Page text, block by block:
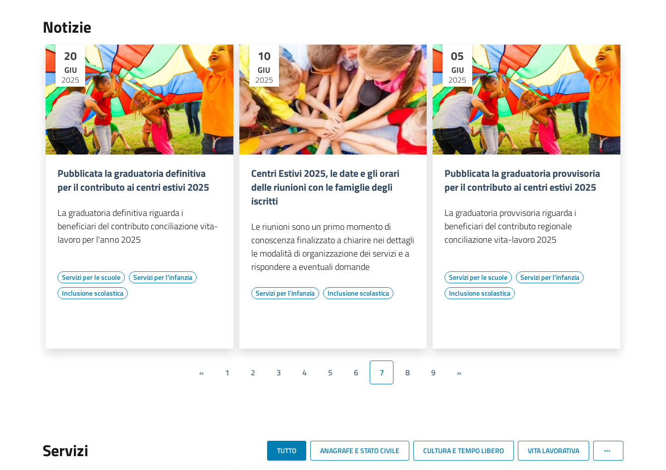
Notizie
20
GIU
2025
Pubblicata la graduatoria definitiva
per il contributo ai centri estivi 2025
La graduatoria definitiva riguarda i
beneficiari del contributo conciliazione vita-
lavoro per l'anno 2025
Servizi per le scuole
Servizi per l'infanzia
Inclusione scolastica
10
GIU
2025
Centri Estivi 2025, le date e gli orari
delle riunioni con le famiglie degli
iscritti
Le riunioni sono un primo momento di
conoscenza finalizzato a chiarire nei dettagli
le modalità di organizzazione dei servizi e a
rispondere a eventuali domande
Servizi per l'infanzia Inclusione scolastica
05
GIU
2025
Pubblicata la graduatoria provvisoria
per il contributo ai centri estivi 2025
La graduatoria provvisoria riguarda i
beneficiari del contributo regionale
conciliazione vita-lavoro 2025
Servizi per le scuole
Servizi per l'infanzia
Inclusione scolastica
« 1 2 3 4 5 6 7 8 9 »
Servizi TUTTO ANAGRAFE E STATO CIVILE CULTURA E TEMPO LIBERO VITA LAVORATIVA